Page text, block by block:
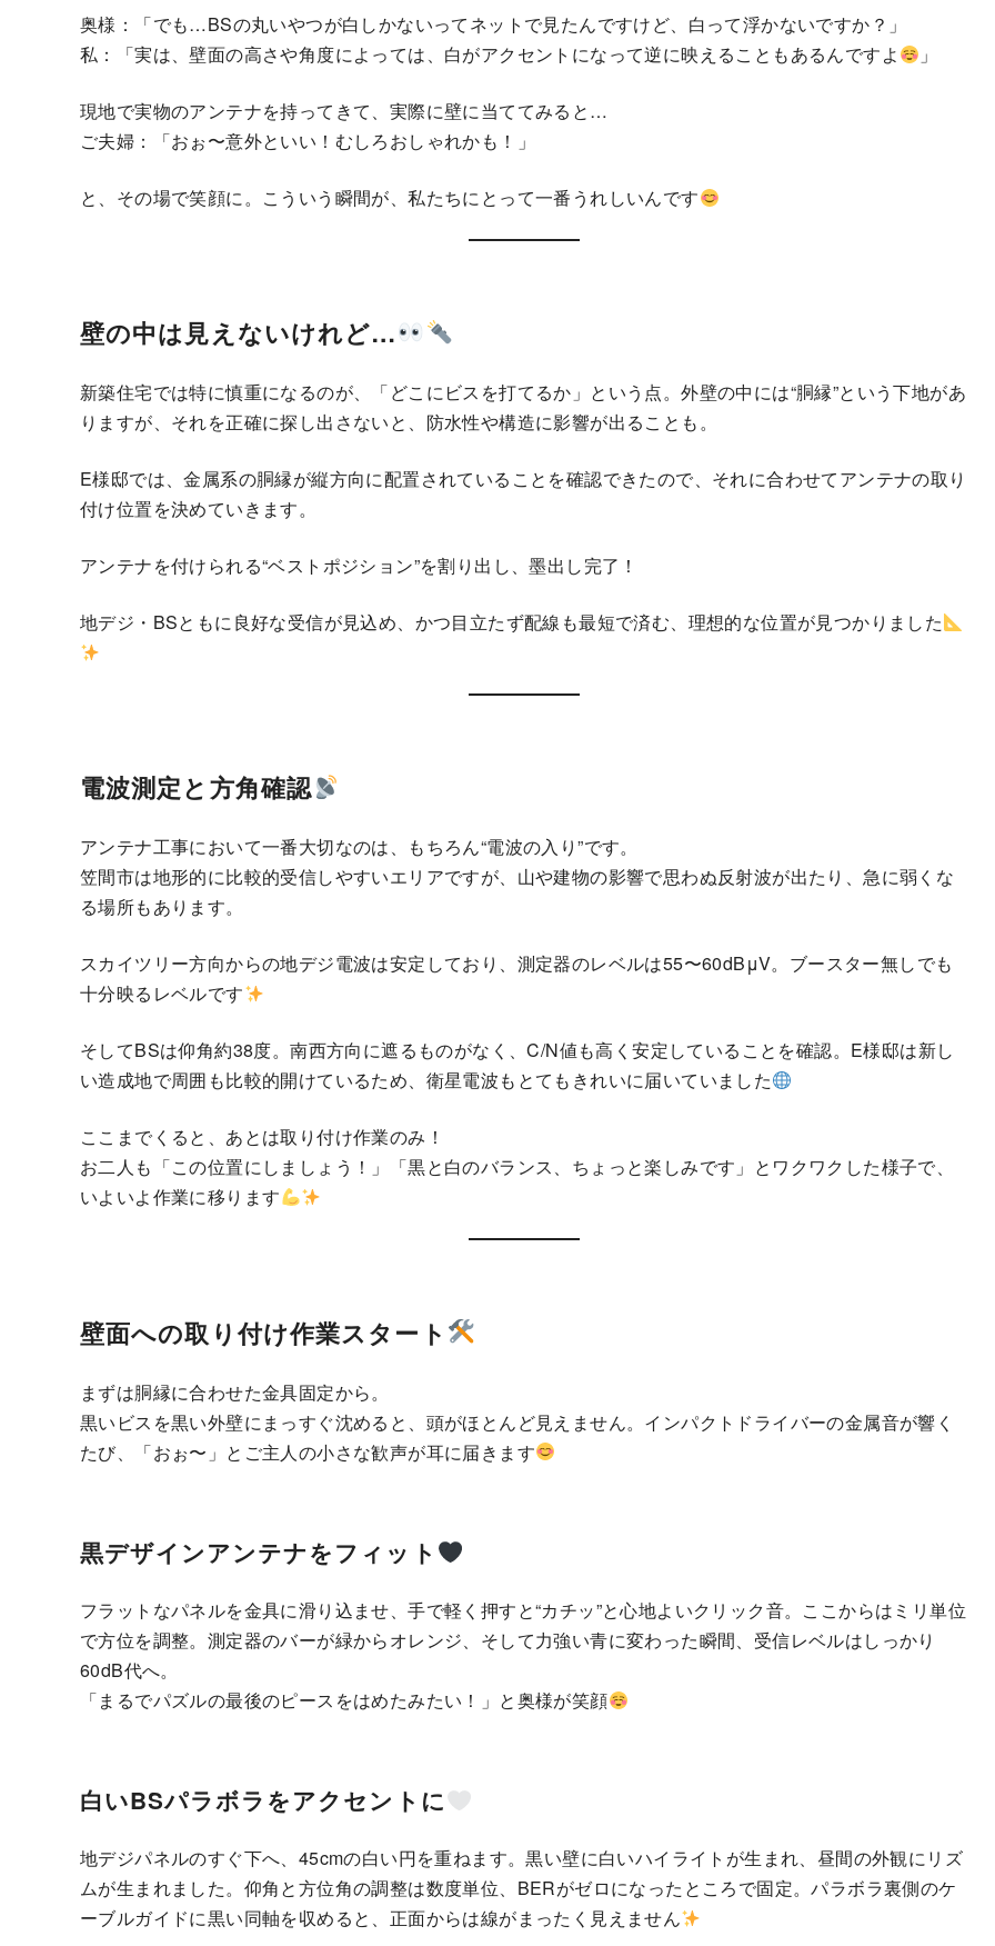
奥様：「でも…BSの丸いやつが白しかないってネットで見たんですけど、白って浮かないですか？」
私：「実は、壁面の高さや角度によっては、白がアクセントになって逆に映えることもあるんですよ
」
現地で実物のアンテナを持ってきて、実際に壁に当ててみると…
ご夫婦：「おぉ〜意外といい！むしろおしゃれかも！」
と、その場で笑顔に。こういう瞬間が、私たちにとって一番うれしいんです
壁の中は見えないけれど…
新築住宅では特に慎重になるのが、「どこにビスを打てるか」という点。外壁の中には“胴縁”という下地があ
りますが、それを正確に探し出さないと、防水性や構造に影響が出ることも。
E様邸では、金属系の胴縁が縦方向に配置されていることを確認できたので、それに合わせてアンテナの取り
付け位置を決めていきます。
アンテナを付けられる“ベストポジション”を割り出し、墨出し完了！
地デジ・BSともに良好な受信が見込め、かつ目立たず配線も最短で済む、理想的な位置が見つかりました
電波測定と方角確認
アンテナ工事において一番大切なのは、もちろん“電波の入り”です。
笠間市は地形的に比較的受信しやすいエリアですが、山や建物の影響で思わぬ反射波が出たり、急に弱くな
る場所もあります。
スカイツリー方向からの地デジ電波は安定しており、測定器のレベルは55〜60dBμV。ブースター無しでも
十分映るレベルです
そしてBSは仰角約38度。南西方向に遮るものがなく、C/N値も高く安定していることを確認。E様邸は新し
い造成地で周囲も比較的開けているため、衛星電波もとてもきれいに届いていました
ここまでくると、あとは取り付け作業のみ！
お二人も「この位置にしましょう！」「黒と白のバランス、ちょっと楽しみです」とワクワクした様子で、
いよいよ作業に移ります
壁面への取り付け作業スタート
まずは胴縁に合わせた金具固定から。
黒いビスを黒い外壁にまっすぐ沈めると、頭がほとんど見えません。インパクトドライバーの金属音が響く
たび、「おぉ〜」とご主人の小さな歓声が耳に届きます
黒デザインアンテナをフィット
フラットなパネルを金具に滑り込ませ、手で軽く押すと“カチッ”と心地よいクリック音。ここからはミリ単位
で方位を調整。測定器のバーが緑からオレンジ、そして力強い青に変わった瞬間、受信レベルはしっかり
60dB代へ。
「まるでパズルの最後のピースをはめたみたい！」と奥様が笑顔
白いBSパラボラをアクセントに
地デジパネルのすぐ下へ、45cmの白い円を重ねます。黒い壁に白いハイライトが生まれ、昼間の外観にリズ
ムが生まれました。仰角と方位角の調整は数度単位、BERがゼロになったところで固定。パラボラ裏側のケ
ーブルガイドに黒い同軸を収めると、正面からは線がまったく見えません